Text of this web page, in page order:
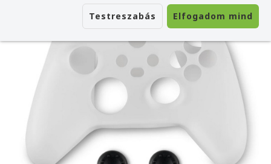
Testreszabás Elfogadom mind